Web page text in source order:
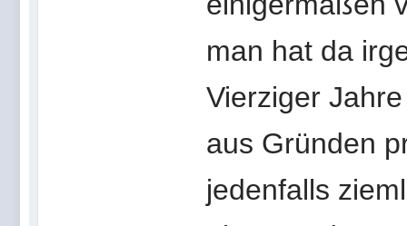
man hat da
Vierziger
aus Gründen
jedenfalls